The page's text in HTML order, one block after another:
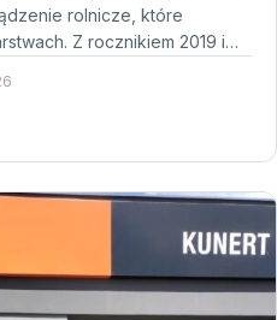
rolnicze, które
Z rocznikiem 2019 i…